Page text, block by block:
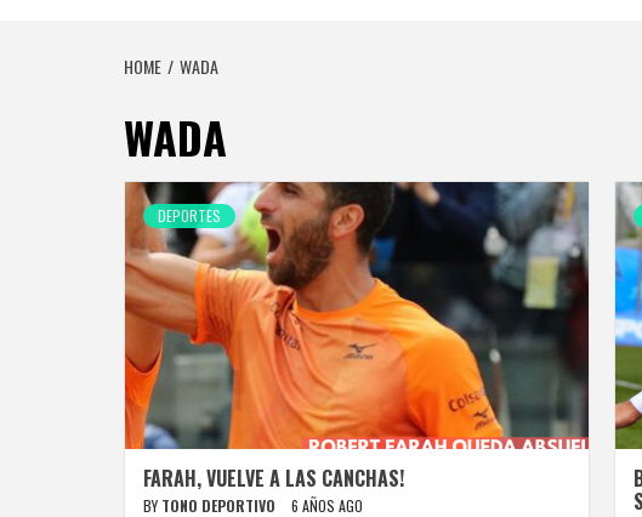
HOME WADA
WADA
DEPORTES
FARAH, VUELVE A LAS CANCHAS!
BY TONO DEPORTIVO 6 AÑOS AGO